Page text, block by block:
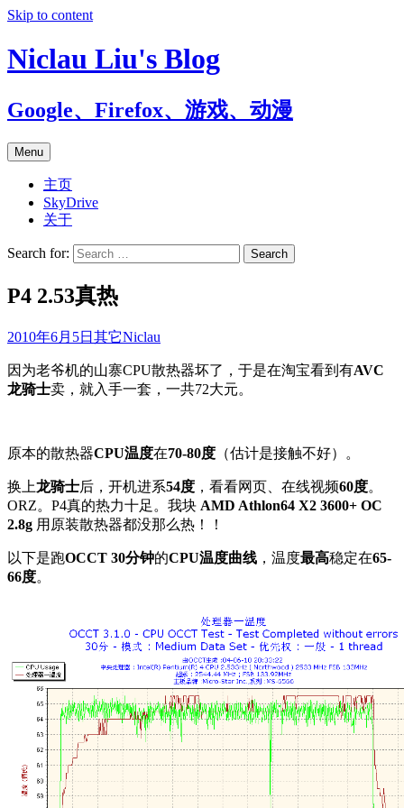
Skip to content
Niclau Liu's Blog
Google、Firefox、游戏、动漫
Menu
主页
SkyDrive
关于
Search for:
P4 2.53真热
2010年6月5日 其它Niclau
因为老爷机的山寨CPU散热器坏了，于是在淘宝看到有AVC
龙骑士卖，就入手一套，一共72大元。
原本的散热器CPU温度在70-80度 （估计是接触不好）。
换上龙骑士后，开机进系54度 ，看看网页、在线视频60度。
ORZ。P4真的热力十足。我块 AMD Athlon64 X2 3600+ OC
2.8g 用原装散热器都没那么热！！
以下是跑OCCT 30分钟的CPU温度曲线 ，温度最高稳定在65-
66度。